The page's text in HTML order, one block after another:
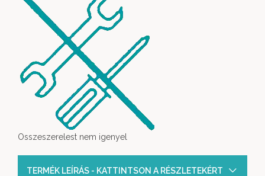
Osszeszerelest nem igenyel
TERMÉK LEÍRÁS - KATTINTSON A RÉSZLETEKÉRT